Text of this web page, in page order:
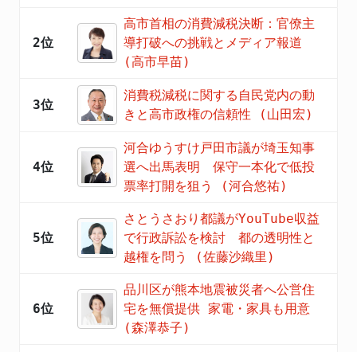
2位
高市首相の消費減税決断：官僚主
導打破への挑戦とメディア報道
(高市早苗)
3位
消費税減税に関する自民党内の動
きと高市政権の信頼性 (山田宏)
4位
河合ゆうすけ戸田市議が埼玉知事
選へ出馬表明 保守一本化で低投
票率打開を狙う (河合悠祐)
5位
さとうさおり都議がYouTube収益
で行政訴訟を検討 都の透明性と
越権を問う (佐藤沙織里)
6位
品川区が熊本地震被災者へ公営住
宅を無償提供 家電・家具も用意
(森澤恭子)